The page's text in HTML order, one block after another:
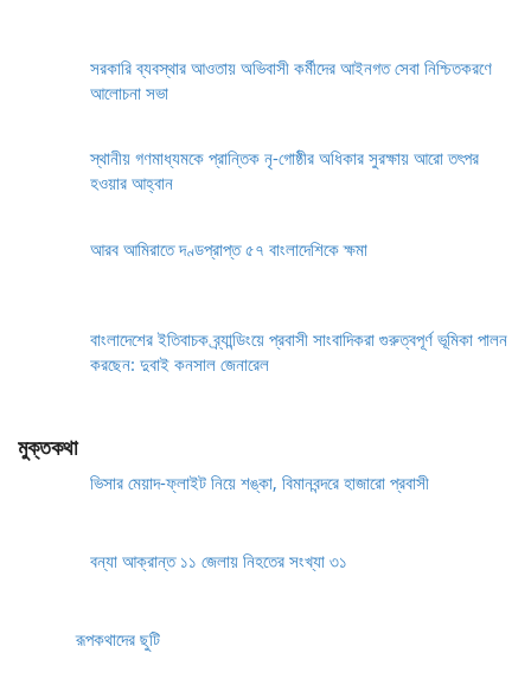
সরকারি ব্যবস্থার আওতায় অভিবাসী কর্মীদের আইনগত সেবা নিশ্চিতকরণে
আলোচনা সভা
স্থানীয় গণমাধ্যমকে প্রান্তিক নৃ-গোষ্ঠীর অধিকার সুরক্ষায় আরো তৎপর
হওয়ার আহ্বান
আরব আমিরাতে দণ্ডপ্রাপ্ত ৫৭ বাংলাদেশিকে ক্ষমা
বাংলাদেশের ইতিবাচক ব্র্যান্ডিংয়ে প্রবাসী সাংবাদিকরা গুরুত্বপূর্ণ ভূমিকা পালন
করছেন: দুবাই কনসাল জেনারেল
মুক্তকথা
ভিসার মেয়াদ-ফ্লাইট নিয়ে শঙ্কা, বিমানবন্দরে হাজারো প্রবাসী
বন্যা আক্রান্ত ১১ জেলায় নিহতের সংখ্যা ৩১
রূপকথাদের ছুটি